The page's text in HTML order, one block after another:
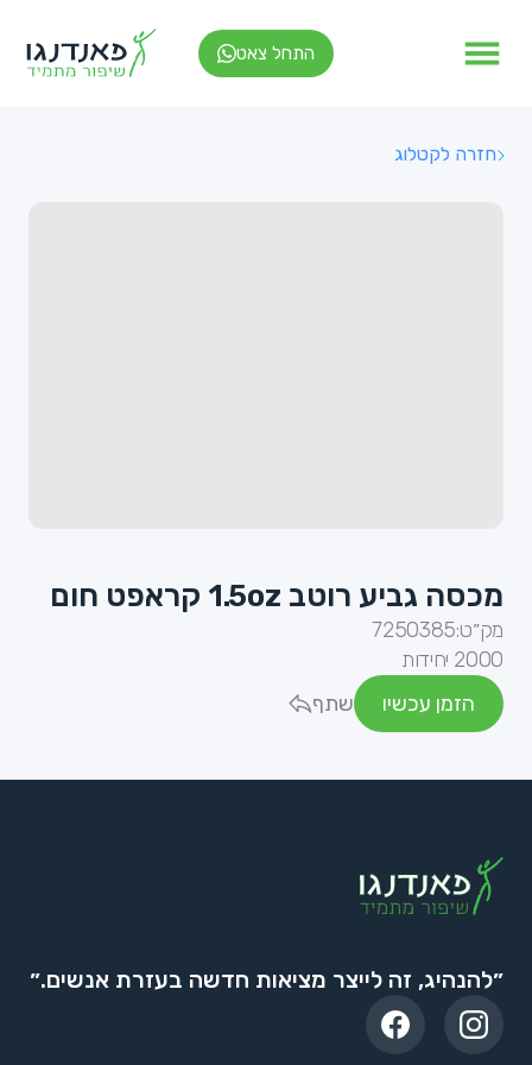
התחל צאט
חזרה לקטלוג
מכסה גביע רוטב 1.5oz קראפט חום
מק״ט:7250385
2000 יחידות
הזמן עכשיו
שתף
״להנהיג, זה לייצר מציאות חדשה בעזרת אנשים.״